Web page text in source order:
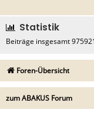
Statistik
Beiträge insgesamt
Foren-Übersicht
zum ABAKUS Forum